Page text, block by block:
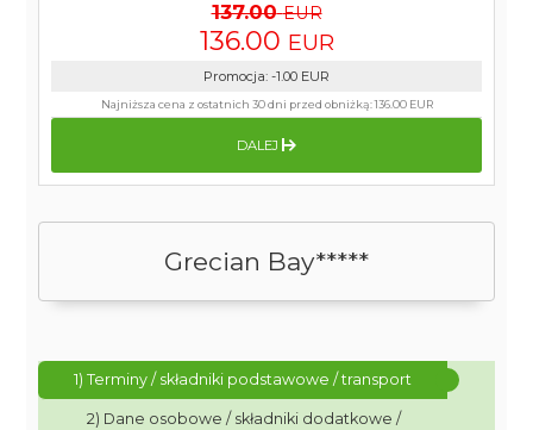
Grecian Bay*****
1) Terminy / składniki podstawowe / transport
2) Dane osobowe / składniki dodatkowe /
137.00 EUR
136.00 EUR
Promocja: -1.00 EUR
Najniższa cena z ostatnich 30 dni przed obniżką:136.00 EUR
DALEJ